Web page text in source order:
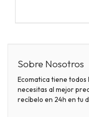
Sobre Nosotros
Ecomatica tiene
necesitas al mejor
recíbelo en 24h en tu